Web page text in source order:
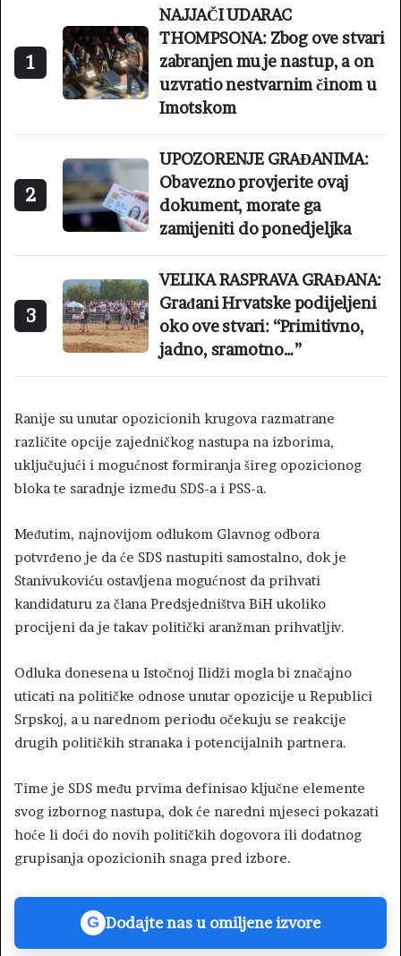
1
NAJJAČI UDARAC
THOMPSONA: Zbog ove stvari
zabranjen mu je nastup, a on
uzvratio nestvarnim činom u
Imotskom
2
UPOZORENJE GRAĐANIMA:
Obavezno provjerite ovaj
dokument, morate ga
zamijeniti do ponedjeljka
3
VELIKA RASPRAVA GRAĐANA:
Građani Hrvatske podijeljeni
oko ove stvari: “Primitivno,
jadno, sramotno…”
Ranije su unutar opozicionih krugova razmatrane
različite opcije zajedničkog nastupa na izborima,
uključujući i mogućnost formiranja šireg opozicionog
bloka te saradnje između SDS-a i PSS-a.
Međutim, najnovijom odlukom Glavnog odbora
potvrđeno je da će SDS nastupiti samostalno, dok je
Stanivukoviću ostavljena mogućnost da prihvati
kandidaturu za člana Predsjedništva BiH ukoliko
procijeni da je takav politički aranžman prihvatljiv.
Odluka donesena u Istočnoj Ilidži mogla bi značajno
uticati na političke odnose unutar opozicije u Republici
Srpskoj, a u narednom periodu očekuju se reakcije
drugih političkih stranaka i potencijalnih partnera.
Time je SDS među prvima definisao ključne elemente
svog izbornog nastupa, dok će naredni mjeseci pokazati
hoće li doći do novih političkih dogovora ili dodatnog
grupisanja opozicionih snaga pred izbore.
G Dodajte nas u omiljene izvore